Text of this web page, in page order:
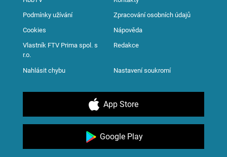
Podmínky užívání Zpracování osobních údajů
Cookies Nápověda
Vlastník FTV Prima spol. s
r.o.
Redakce
Nahlásit chybu Nastavení soukromí
App Store
Google Play